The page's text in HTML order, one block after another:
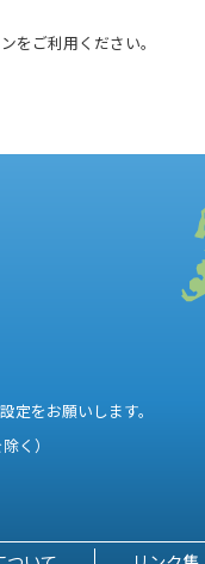
をご利用ください。
定をお願いします。
く）